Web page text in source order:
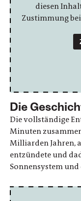
diesen
Zustimmung
Die
Die vollständige
Minuten
Milliarden Jahren,
entzündete und
Sonnensystem